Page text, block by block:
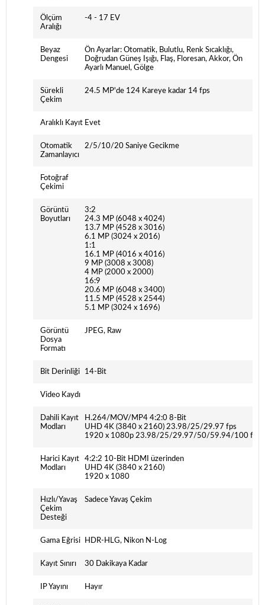
Ölçüm
Aralığı
-4 - 17 EV
Beyaz
Dengesi
Ön Ayarlar: Otomatik, Bulutlu, Renk Sıcaklığı,
Doğrudan Güneş Işığı, Flaş, Floresan, Akkor, Ön
Ayarlı Manuel, Gölge
Sürekli
Çekim
24.5 MP'de 124 Kareye kadar 14 fps
Aralıklı Kayıt Evet
Otomatik
Zamanlayıcı
2/5/10/20 Saniye Gecikme
Fotoğraf
Çekimi
Görüntü
Boyutları
3:2
24.3 MP (6048 x 4024)
13.7 MP (4528 x 3016)
6.1 MP (3024 x 2016)
1:1
16.1 MP (4016 x 4016)
9 MP (3008 x 3008)
4 MP (2000 x 2000)
16:9
20.6 MP (6048 x 3400)
11.5 MP (4528 x 2544)
5.1 MP (3024 x 1696)
Görüntü
Dosya
Formatı
JPEG, Raw
Bit Derinliği 14-Bit
Video Kaydı
Dahili Kayıt
Modları
H.264/MOV/MP4 4:2:0 8-Bit
UHD 4K (3840 x 2160) 23.98/25/29.97 fps
1920 x 1080p 23.98/25/29.97/50/59.94/100 fps
Harici Kayıt
Modları
4:2:2 10-Bit HDMI üzerinden
UHD 4K (3840 x 2160)
1920 x 1080
Hızlı/Yavaş
Çekim
Desteği
Sadece Yavaş Çekim
Gama Eğrisi HDR-HLG, Nikon N-Log
Kayıt Sınırı 30 Dakikaya Kadar
IP Yayını Hayır